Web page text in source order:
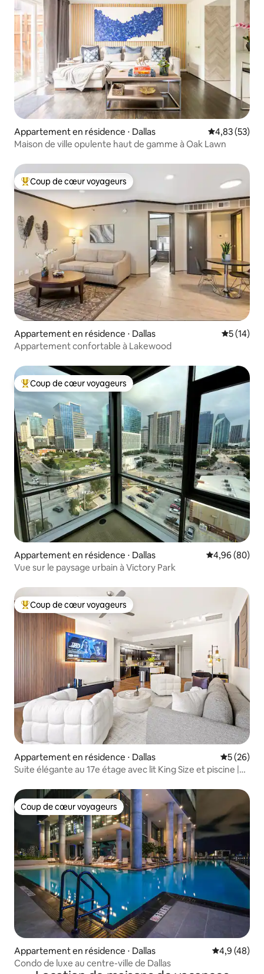
Appartement en résidence ⋅ Dallas Évaluation
4,83 (53)
Maison de ville opulente haut de gamme à Oak Lawn
Coups de cœur voyageurs les plus appréciés
Coup de cœur voyageurs
Appartement en résidence ⋅ Dallas
5 (14)
Appartement confortable à Lakewood
Coups de cœur voyageurs les plus appréciés
Coup de cœur voyageurs
Appartement en résidence ⋅ Dallas Évaluation
4,96 (80)
Vue sur le paysage urbain à Victory Park
Coups de cœur voyageurs les plus appréciés
Coup de cœur voyageurs
Appartement en résidence ⋅ Dallas
5 (26)
Suite élégante au 17e étage avec lit King Size et piscine |
Coup de cœur voyageurs
Coup de cœur voyageurs
Appartement en résidence ⋅ Dallas Évaluation
4,9 (48)
Condo de luxe au centre-ville de Dallas